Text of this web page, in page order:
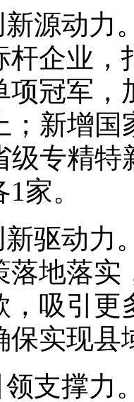
源动力
杆企业，
项冠军，
；新增
级专精特
家。
驱动力
落地落
，吸引
保实现
支撑力